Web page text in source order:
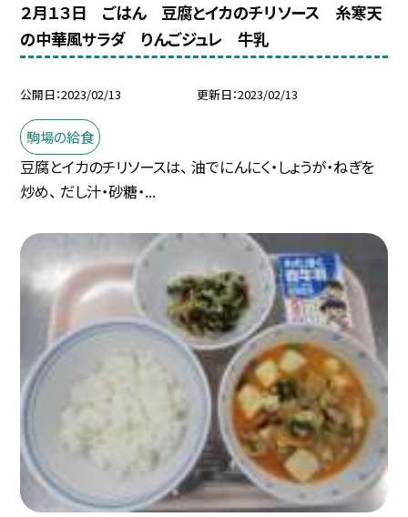
２月１３日 ごはん 豆腐とイカのチリソース 糸寒天
の中華風サラダ りんごジュレ 牛乳
公開日 2023/02/13 更新日 2023/02/13
駒場の給食
豆腐とイカのチリソースは、 油でにんにく・しょうが・ねぎを
炒め、 だし汁・砂糖・...